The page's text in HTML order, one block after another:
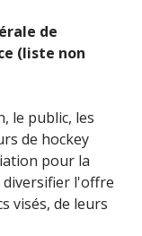
de
(liste non
le public, les
de hockey
pour la
diversifier l'offre
visés, de leurs